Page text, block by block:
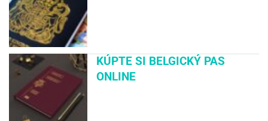
KÚPTE SI BELGICKÝ PAS
ONLINE